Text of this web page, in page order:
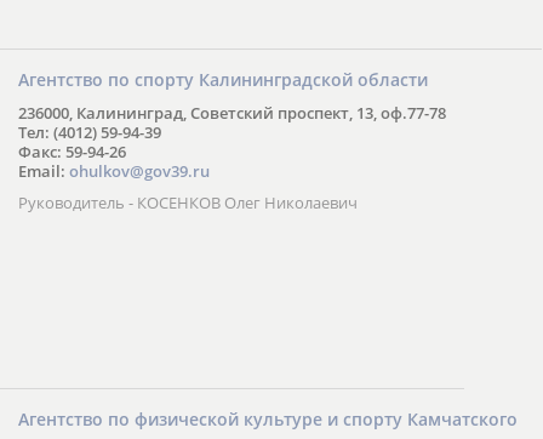
Агентство по спорту Калининградской области
236000, Калининград, Советский проспект, 13, оф.77-78
Тел: (4012) 59-94-39
Факс: 59-94-26
Email: ohulkov@gov39.ru
Руководитель - КОСЕНКОВ Олег Николаевич
Агентство по физической культуре и спорту Камчатского